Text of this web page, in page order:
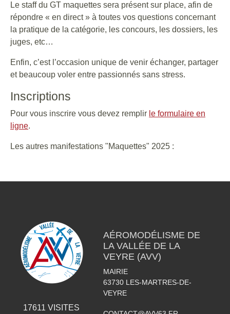
Le staff du GT maquettes sera présent sur place, afin de
répondre « en direct » à toutes vos questions concernant
la pratique de la catégorie, les concours, les dossiers, les
juges, etc…
Enfin, c’est l’occasion unique de venir échanger, partager
et beaucoup voler entre passionnés sans stress.
Inscriptions
Pour vous inscrire vous devez remplir le formulaire en
ligne.
Les autres manifestations "Maquettes" 2025 :
17611 VISITES
AÉROMODÉLISME DE
LA VALLÉE DE LA
VEYRE (AVV)
MAIRIE
63730 LES-MARTRES-DE-
VEYRE